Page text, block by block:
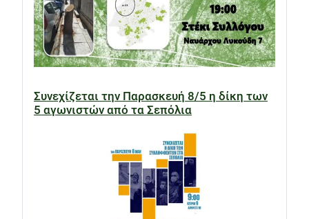
Συνεχίζεται την Παρασκευή 8/5 η δίκη των
5 αγωνιστών από τα Σεπόλια